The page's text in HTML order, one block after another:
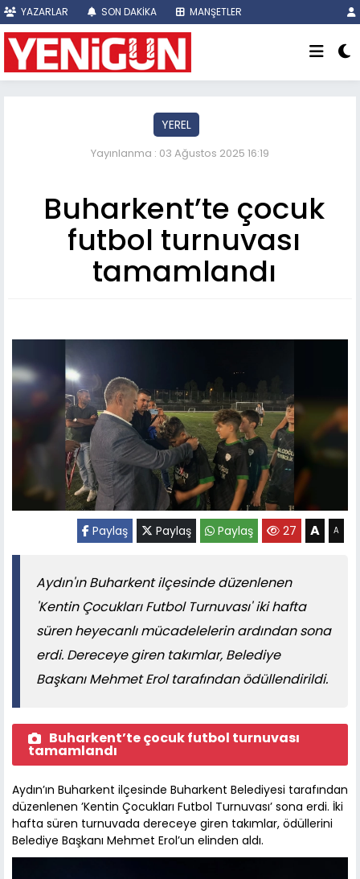
YAZARLAR SON DAKİKA MANŞETLER
YEREL
Yayınlanma : 03 Ağustos 2025 16:19
Buharkent’te çocuk
futbol turnuvası
tamamlandı
Paylaş Paylaş Paylaş 27 A A
Aydın'ın Buharkent ilçesinde düzenlenen
'Kentin Çocukları Futbol Turnuvası' iki hafta
süren heyecanlı mücadelelerin ardından sona
erdi. Dereceye giren takımlar, Belediye
Başkanı Mehmet Erol tarafından ödüllendirildi.
Buharkent’te çocuk futbol turnuvası
tamamlandı
Aydın’ın Buharkent ilçesinde Buharkent Belediyesi tarafından
düzenlenen ’Kentin Çocukları Futbol Turnuvası’ sona erdi. İki
hafta süren turnuvada dereceye giren takımlar, ödüllerini
Belediye Başkanı Mehmet Erol’un elinden aldı.